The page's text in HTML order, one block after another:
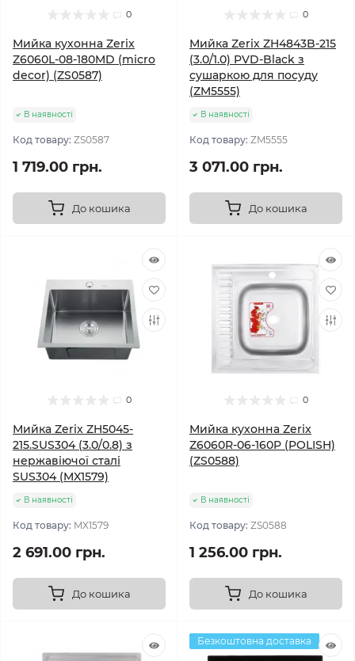
0
Мийка кухонна Zerix
Z6060L-08-180MD (micro
decor) (ZS0587)
В наявності
Код товару: ZS0587
1 719.00 грн.
До кошика
0
Мийка Zerix ZH4843B-215
(3.0/1.0) PVD-Black з
сушаркою для посуду
(ZM5555)
В наявності
Код товару: ZM5555
3 071.00 грн.
До кошика
0
Мийка Zerix ZH5045-
215.SUS304 (3.0/0.8) з
нержавіючої сталі
SUS304 (MX1579)
В наявності
Код товару: MX1579
2 691.00 грн.
До кошика
0
Мийка кухонна Zerix
Z6060R-06-160P (POLISH)
(ZS0588)
В наявності
Код товару: ZS0588
1 256.00 грн.
До кошика
Безкоштовна доставка